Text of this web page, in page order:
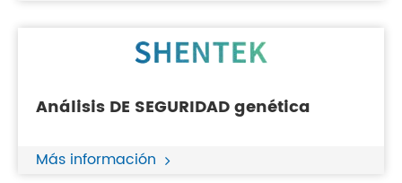
Análisis DE SEGURIDAD genética
Más información